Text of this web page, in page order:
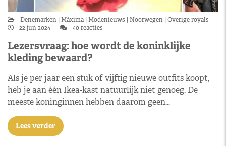
Denemarken Máxima Modenieuws Noorwegen Overige royals
22 jun 2024
40 reacties
Lezersvraag: hoe wordt de koninklijke
kleding bewaard?
Als je per jaar een stuk of vijftig nieuwe outfits koopt,
heb je aan één Ikea-kast natuurlijk niet genoeg. De
meeste koninginnen hebben daarom geen…
Lees verder